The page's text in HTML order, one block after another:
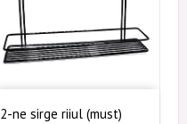
2-ne sirge riiul (must)